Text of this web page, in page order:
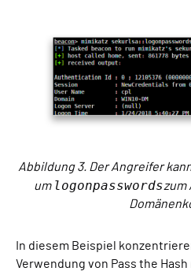
Abbildung 3. Der Angreifer
um logonpasswordszum
In diesem Beispiel
Verwendung von Pass the Hash